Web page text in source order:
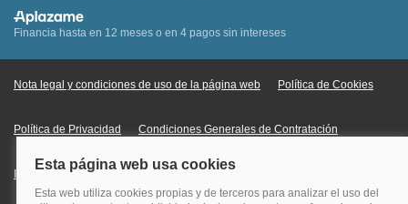
Financia hasta en 12 meses o en 4 pagos sin intereses
Nota legal y condiciones de uso de la página web Política de Cookies
Política de Privacidad Condiciones Generales de Contratación
Información Legal sobre Mercados en Línea